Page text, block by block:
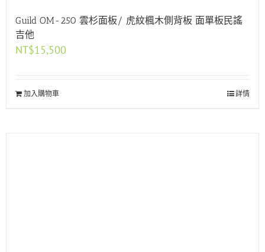
Guild OM-250 雲杉面板/ 虎紋楓木側背板 面單板民謠
吉他
NT$15,500
加入購物車 詳情